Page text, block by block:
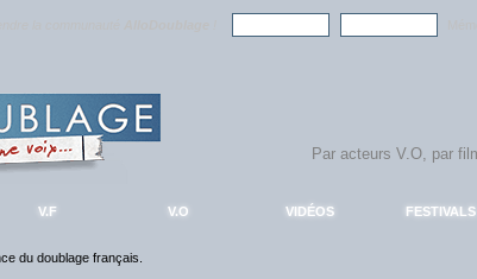
V.F V.O VIDÉOS FESTIVALS
du doublage français.